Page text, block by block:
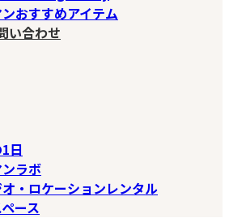
おすすめアイテム
い合わせ
日
ラボ
・ロケーションレンタル
ース